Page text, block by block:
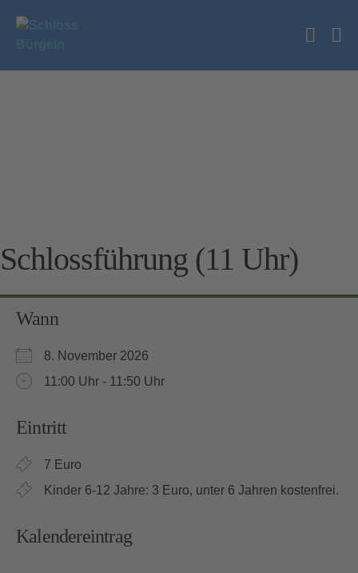
Inhalt
Schlossführung (11 Uhr)
Wann
8. November 2026
11:00 Uhr - 11:50 Uhr
Eintritt
7 Euro
Kinder 6-12 Jahre: 3 Euro, unter 6 Jahren kostenfrei.
Kalendereintrag